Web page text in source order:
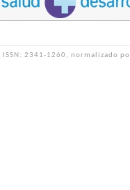
ISSN: 2341-1260, normalizado